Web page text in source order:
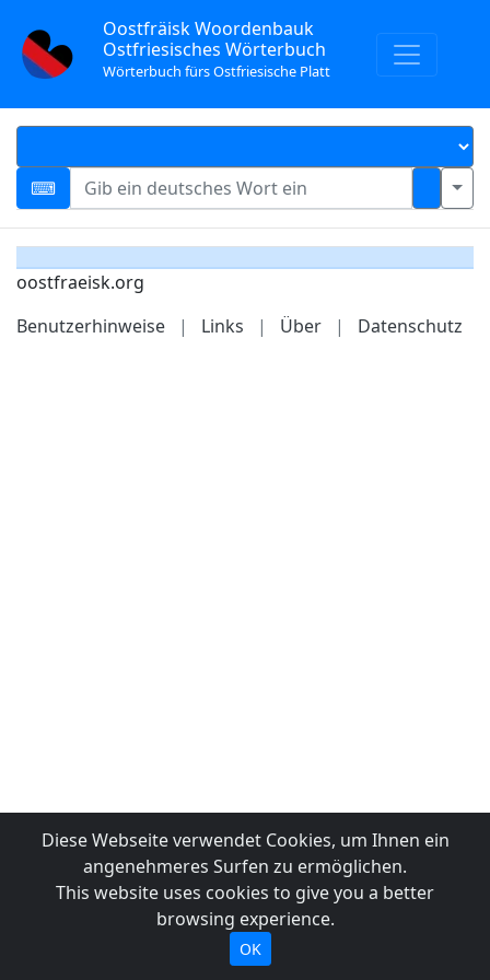
Oostfräisk Woordenbauk
Ostfriesisches Wörterbuch
Wörterbuch fürs Ostfriesische Platt
oostfraeisk.org
Benutzerhinweise
| Links | Über | Datenschutz
Diese Webseite verwendet Cookies, um Ihnen ein
angenehmeres Surfen zu ermöglichen.
This website uses cookies to give you a better
browsing experience.
OK